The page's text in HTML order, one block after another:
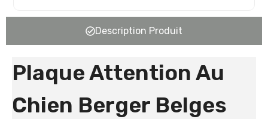
Description Produit
Plaque Attention Au
Chien Berger Belges